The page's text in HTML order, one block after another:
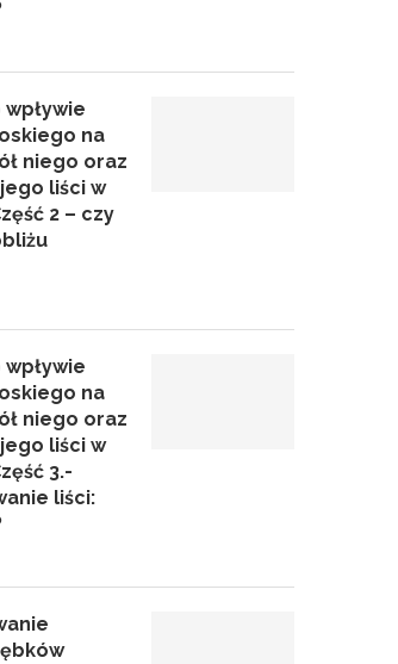
na
niego oraz
liści w
2 – czy
na
niego oraz
liści w
3.-
liści: